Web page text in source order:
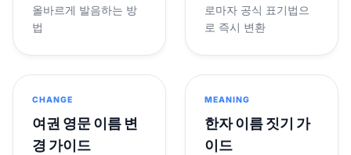
올바르게 발음하는 방
법
로마자 공식 표기법으
로 즉시 변환
CHANGE
여권 영문 이름 변
경 가이드
MEANING
한자 이름 짓기 가
이드